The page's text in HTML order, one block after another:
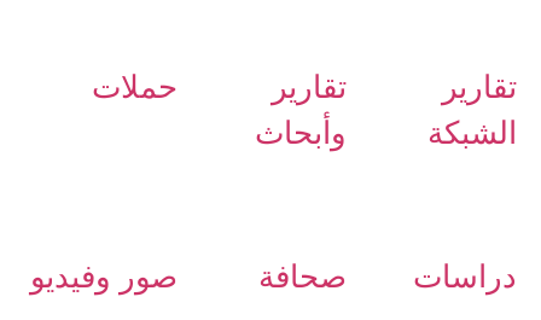
تقارير
الشبكة
تقارير
وأبحاث
حملات
دراسات صحافة صور وفيديو